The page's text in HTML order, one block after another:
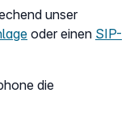
unser
oder einen SIP-
die